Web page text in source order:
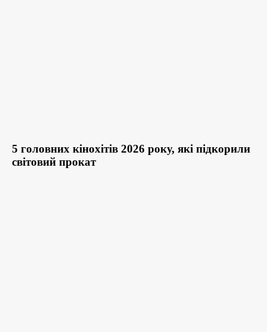
5 головних кінохітів 2026 року, які підкорили
світовий прокат